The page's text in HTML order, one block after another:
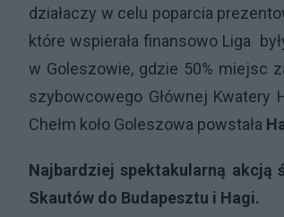
działaczy w celu poparcia
które wspierała finansowo Liga
w Goleszowie, gdzie 50% miejsc
szybowcowego Głównej
Chełm koło Goleszowa powstała
Najbardziej spektakularną akcją
Skautów do Budapesztu i Hagi.